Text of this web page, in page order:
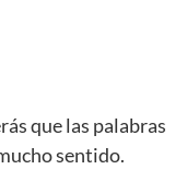
que las palabras
sentido.